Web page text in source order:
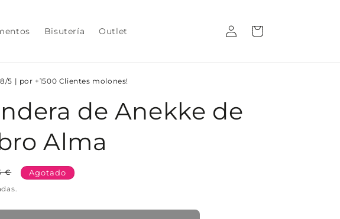
Bisutería Outlet
Iniciar
sesión
Carrito
5 | por +1500 Clientes molones!
de Anekke de
Alma
Precio
€
Precio
Agotado